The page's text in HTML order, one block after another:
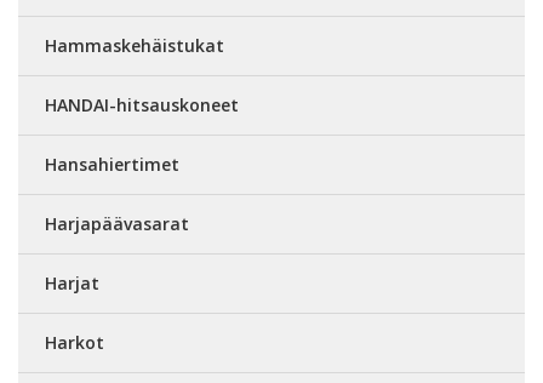
Hammaskehäistukat
HANDAI-hitsauskoneet
Hansahiertimet
Harjapäävasarat
Harjat
Harkot